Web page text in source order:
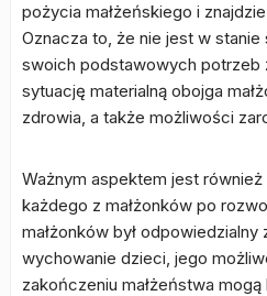
pożycia małżeńskiego i
Oznacza to, że nie jest w
swoich podstawowych potrzeb
sytuację materialną obojga
zdrowia, a także możliwości
Ważnym aspektem jest
każdego z małżonków po
małżonków był
wychowanie dzieci, jego
zakończeniu małżeństwa